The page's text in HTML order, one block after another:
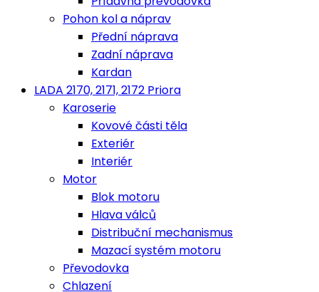
Pohon kol a náprav
Přední náprava
Zadní náprava
Kardan
LADA 2170, 2171, 2172 Priora
Karoserie
Kovové části těla
Exteriér
Interiér
Motor
Blok motoru
Hlava válců
Distribuční mechanismus
Mazací systém motoru
Převodovka
Chlazení